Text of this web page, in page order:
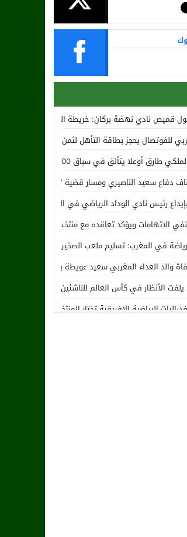
قميص نادي نهضة بركان: خريطة المغرب تثير استياء
للفوتصال يحجز بطاقة التأهل لثمن نهائي مونديال
طارق أوعلا يتألق في سباق 4200 متر بمدينة سلا
دفاع سعيد الناصيري ومسار قضية ‘بارون المخدرات
رئيس نادي الوداد الرياضي في السجن في قضية
الاتهامات ويؤكد تعاقده مع منتخب النيجر دون تكفل
في المغرب: تسليم ملعب الصخيرات بالعشب
والد العداء المغربي سعيد عويطة بعد صراع طويل
الأنظار في كأس العالم للناشئين ويثير اهتمام
الرياضية الإفريقية تختار المنتخب الوطني